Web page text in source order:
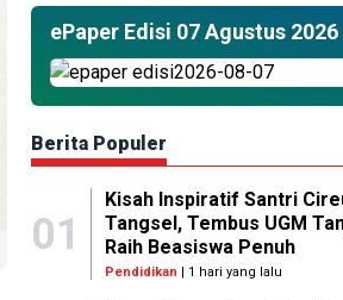
ePaper Edisi 07 Agustus 2026
Berita Populer
01
Kisah Inspiratif Santri
Tangsel, Tembus UGM
Raih Beasiswa Penuh
Pendidikan | 1 hari yang lalu